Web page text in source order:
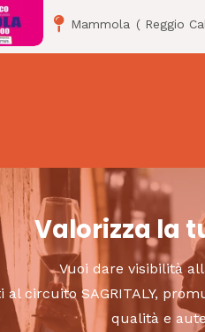
Mammola ( Reggio
Valorizza la
Vuoi dare visibilità
al circuito SAGRITALY,
qualità e